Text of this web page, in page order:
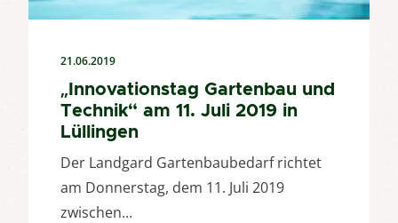
21.06.2019
„Innovationstag Gartenbau und
Technik“ am 11. Juli 2019 in
Lüllingen
Der Landgard Gartenbaubedarf richtet
am Donnerstag, dem 11. Juli 2019
zwischen…